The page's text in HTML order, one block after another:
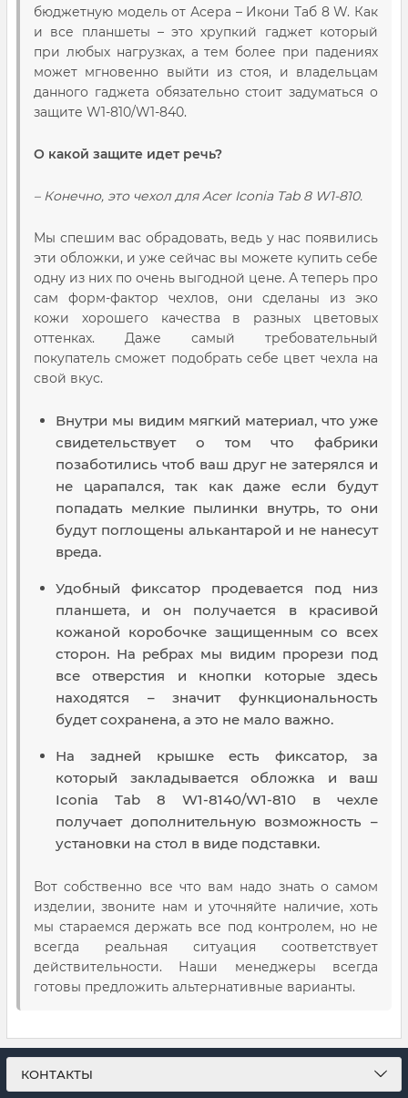
бюджетную модель от Асера – Икони Таб 8 W. Как
и все планшеты – это хрупкий гаджет который
при любых нагрузках, а тем более при падениях
может мгновенно выйти из стоя, и владельцам
данного гаджета обязательно стоит задуматься о
защите W1-810/W1-840.
О какой защите идет речь?
– Конечно, это чехол для Acer Iconia Tab 8 W1-810.
Мы спешим вас обрадовать, ведь у нас появились
эти обложки, и уже сейчас вы можете купить себе
одну из них по очень выгодной цене. А теперь про
сам форм-фактор чехлов, они сделаны из эко
кожи хорошего качества в разных цветовых
оттенках. Даже самый требовательный
покупатель сможет подобрать себе цвет чехла на
свой вкус.
Внутри мы видим мягкий материал, что уже
свидетельствует о том что фабрики
позаботились чтоб ваш друг не затерялся и
не царапался, так как даже если будут
попадать мелкие пылинки внутрь, то они
будут поглощены алькантарой и не нанесут
вреда.
Удобный фиксатор продевается под низ
планшета, и он получается в красивой
кожаной коробочке защищенным со всех
сторон. На ребрах мы видим прорези под
все отверстия и кнопки которые здесь
находятся – значит функциональность
будет сохранена, а это не мало важно.
На задней крышке есть фиксатор, за
который закладывается обложка и ваш
Iconia Tab 8 W1-8140/W1-810 в чехле
получает дополнительную возможность –
установки на стол в виде подставки.
Вот собственно все что вам надо знать о самом
изделии, звоните нам и уточняйте наличие, хоть
мы стараемся держать все под контролем, но не
всегда реальная ситуация соответствует
действительности. Наши менеджеры всегда
готовы предложить альтернативные варианты.
КОНТАКТЫ